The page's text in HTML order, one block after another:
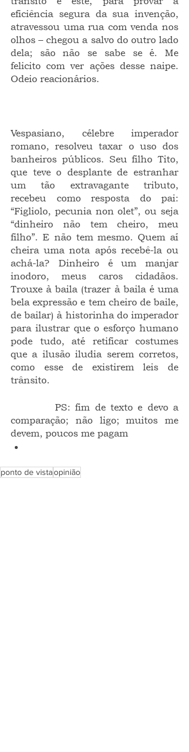
eficiência segura da sua invenção,
atravessou uma rua com venda nos
olhos – chegou a salvo do outro lado
dela; são não se sabe se é. Me
felicito com ver ações desse naipe.
Odeio reacionários.
Vespasiano, célebre imperador
romano, resolveu taxar o uso dos
banheiros públicos. Seu filho Tito,
que teve o desplante de estranhar
um tão extravagante tributo,
recebeu como resposta do pai:
“Figliolo, pecunia non olet”, ou seja
“dinheiro não tem cheiro, meu
filho”. E não tem mesmo. Quem aí
cheira uma nota após recebê-la ou
achá-la? Dinheiro é um manjar
inodoro, meus caros cidadãos.
Trouxe à baila (trazer à baila é uma
bela expressão e tem cheiro de baile,
de bailar) à historinha do imperador
para ilustrar que o esforço humano
pode tudo, até retificar costumes
que a ilusão iludia serem corretos,
como esse de existirem leis de
trânsito.
comparação; não ligo; muitos me
devem, poucos me pagam
ponto de vistaopinião